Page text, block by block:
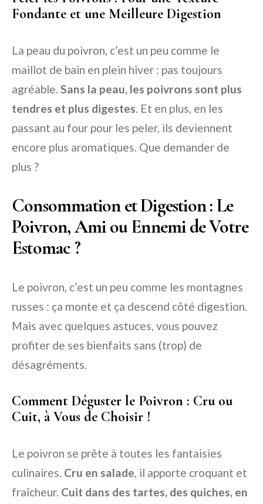
Fondante et une Meilleure Digestion
La peau du poivron, c’est un peu comme le
maillot de bain en plein hiver : pas toujours
agréable. Sans la peau, les poivrons sont plus
tendres et plus digestes. Et en plus, en les
passant au four pour les peler, ils deviennent
encore plus aromatiques. Que demander de
plus ?
Consommation et Digestion : Le
Poivron, Ami ou Ennemi de Votre
Estomac ?
Le poivron, c’est un peu comme les montagnes
russes : ça monte et ça descend côté digestion.
Mais avec quelques astuces, vous pouvez
profiter de ses bienfaits sans (trop) de
désagréments.
Comment Déguster le Poivron : Cru ou
Cuit, à Vous de Choisir !
Le poivron se prête à toutes les fantaisies
culinaires. Cru en salade, il apporte croquant et
fraîcheur. Cuit dans des tartes, des quiches, en